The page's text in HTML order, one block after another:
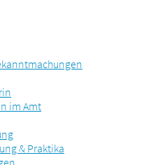
im Amt
& Praktika